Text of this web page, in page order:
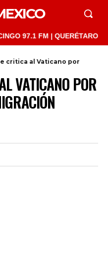
FM | QUERÉTARO 103.1
critica al Vaticano por
VATICANO POR